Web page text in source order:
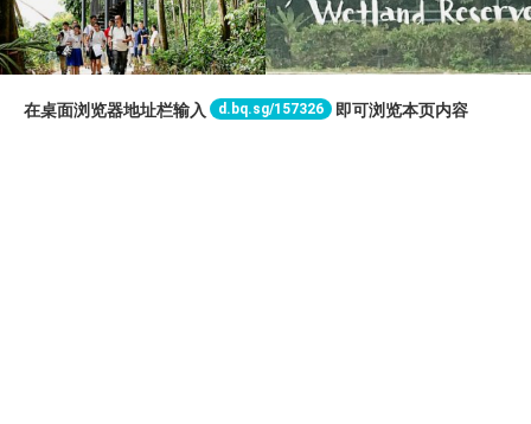
在桌面浏览器地址栏输入 d.bq.sg/157326 即可浏览本页内容